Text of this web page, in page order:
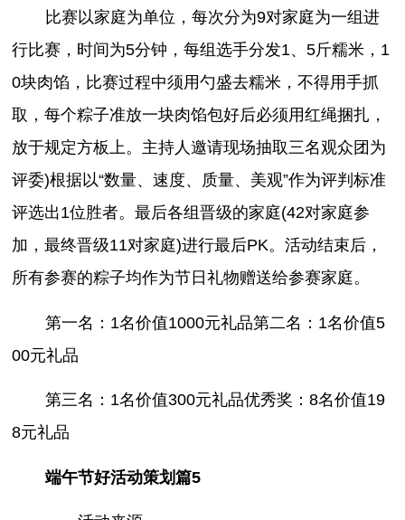
比赛以家庭为单位，每次分为9对家庭为一组进
行比赛，时间为5分钟，每组选手分发1、5斤糯米，1
0块肉馅，比赛过程中须用勺盛去糯米，不得用手抓
取，每个粽子准放一块肉馅包好后必须用红绳捆扎，
放于规定方板上。主持人邀请现场抽取三名观众团为
评委)根据以“数量、速度、质量、美观”作为评判标准
评选出1位胜者。最后各组晋级的家庭(42对家庭参
加，最终晋级11对家庭)进行最后PK。活动结束后，
所有参赛的粽子均作为节日礼物赠送给参赛家庭。
第一名：1名价值1000元礼品第二名：1名价值5
00元礼品
第三名：1名价值300元礼品优秀奖：8名价值19
8元礼品
端午节好活动策划篇5